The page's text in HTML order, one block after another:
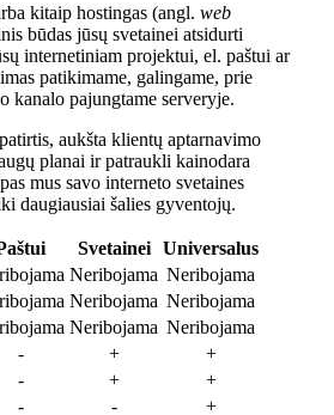
kitaip hostingas (angl. web
būdas jūsų svetainei atsidurti
internetiniam projektui, el. paštui ar
patikimame, galingame, prie
kanalo pajungtame serveryje.
aukšta klientų aptarnavimo
planai ir patraukli kainodara
mus savo interneto svetaines
daugiausiai šalies gyventojų.
Svetainei
Universalus
Neribojama Neribojama
Neribojama Neribojama
Neribojama Neribojama
- +
+
- +
+
- -
+